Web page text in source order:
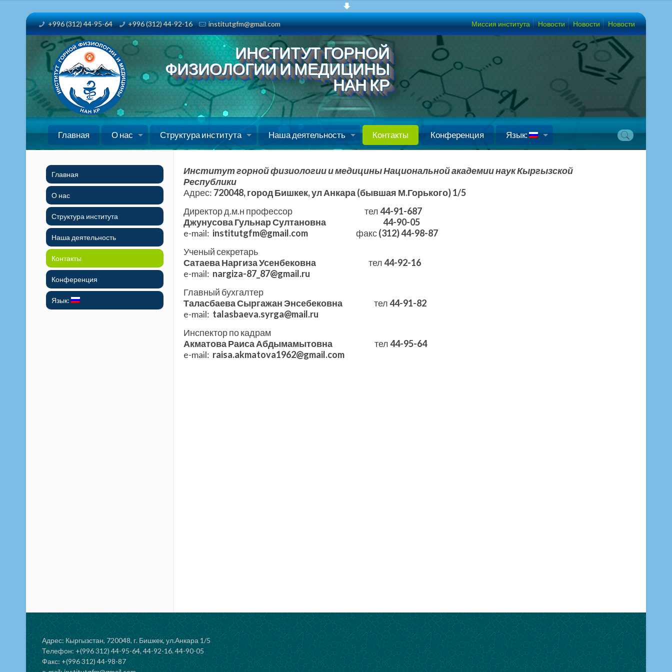
+996 (312) 44-95-64 +996 (312) 44-92-16 institutgfm@gmail.com Миссия института Новости Новости Новости
Главная О нас Структура института Наша деятельность Контакты Конференция Язык:
ИНСТИТУТ ГОРНОЙ
ФИЗИОЛОГИИ И МЕДИЦИНЫ
НАН КР
Институт горной физиологии и медицины Национальной академии наук Кыргызской
Республики
Адрес: 720048, город Бишкек, ул Анкара (бывшая М.Горького) 1/5
Директор д.м.н профессор тел44-91-687
Джунусова Гульнар Султановна 44-90-05
e-mail: institutgfm@gmail.com факс(312) 44-98-87
Ученый секретарь
Сатаева Наргиза Усенбековна
тел44-92-16
e-mail: nargiza-87_87@gmail.ru
Главный бухгалтер
Таласбаева Сыргажан Энсебековна
тел44-91-82
e-mail: talasbaeva.syrga@mail.ru
Инспектор по кадрам
Акматова Раиса Абдымамытовна
тел44-95-64
e-mail: raisa.akmatova1962@gmail.com
Главная
О нас
Структура института
Наша деятельность
Контакты
Конференция
Язык:
Адрес: Кыргызстан, 720048, г. Бишкек, ул.Анкара 1/5
Телефон: +(996 312) 44-95-64, 44-92-16. 44-90-05
Факс: +(996 312) 44-98-87